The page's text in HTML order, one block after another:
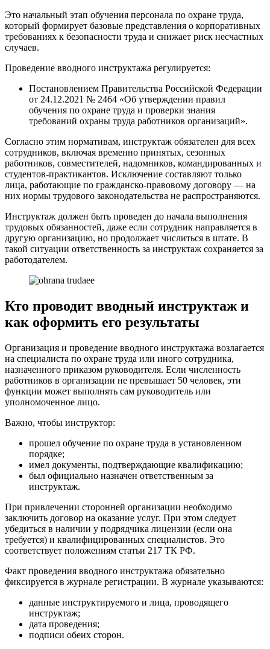
Это начальный этап обучения персонала по охране труда,
который формирует базовые представления о корпоративных
требованиях к безопасности труда и снижает риск несчастных
случаев.
Проведение вводного инструктажа регулируется:
Постановлением Правительства Российской Федерации
от 24.12.2021 № 2464 «Об утверждении правил
обучения по охране труда и проверки знания
требований охраны труда работников организаций».
Согласно этим нормативам, инструктаж обязателен для всех
сотрудников, включая временно принятых, сезонных
работников, совместителей, надомников, командированных и
студентов-практикантов. Исключение составляют только
лица, работающие по гражданско-правовому договору — на
них нормы трудового законодательства не распространяются.
Инструктаж должен быть проведен до начала выполнения
трудовых обязанностей, даже если сотрудник направляется в
другую организацию, но продолжает числиться в штате. В
такой ситуации ответственность за инструктаж сохраняется за
работодателем.
Кто проводит вводный инструктаж и
как оформить его результаты
Организация и проведение вводного инструктажа возлагается
на специалиста по охране труда или иного сотрудника,
назначенного приказом руководителя. Если численность
работников в организации не превышает 50 человек, эти
функции может выполнять сам руководитель или
уполномоченное лицо.
Важно, чтобы инструктор:
прошел обучение по охране труда в установленном
порядке;
имел документы, подтверждающие квалификацию;
был официально назначен ответственным за
инструктаж.
При привлечении сторонней организации необходимо
заключить договор на оказание услуг. При этом следует
убедиться в наличии у подрядчика лицензии (если она
требуется) и квалифицированных специалистов. Это
соответствует положениям статьи 217 ТК РФ.
Факт проведения вводного инструктажа обязательно
фиксируется в журнале регистрации. В журнале указываются:
данные инструктируемого и лица, проводящего
инструктаж;
дата проведения;
подписи обеих сторон.